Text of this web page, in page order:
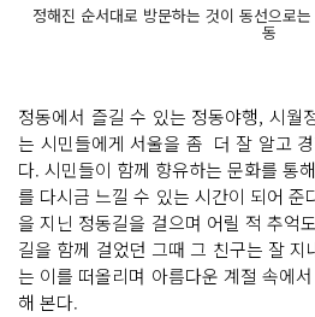
정해진 순서대로 방문하는 것이 동선으로
동
정동에서 즐길 수 있는 정동야행, 시월
는 시민들에게 서울을 좀 더 잘 알고
다. 시민들이 함께 향유하는 문화를 통
를 다시금 느낄 수 있는 시간이 되어 준
을 지닌 정동길을 걸으며 어릴 적 추억
길을 함께 걸었던 그때 그 친구는 잘 지
는 이를 떠올리며 아름다운 계절 속에
해 본다.